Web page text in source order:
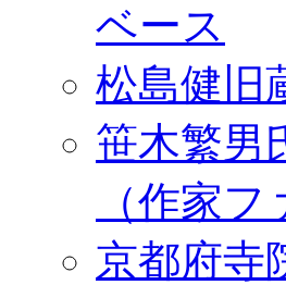
ベース
松島健旧
笹木繁男
（作家フ
京都府寺